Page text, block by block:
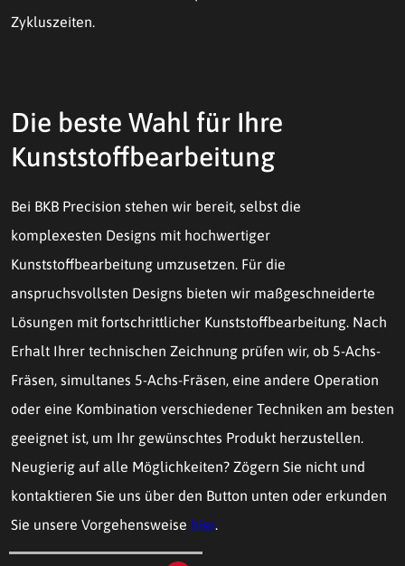
Zykluszeiten.
Die beste Wahl für Ihre
Kunststoffbearbeitung
Bei BKB Precision stehen wir bereit, selbst die
komplexesten Designs mit hochwertiger
Kunststoffbearbeitung umzusetzen. Für die
anspruchsvollsten Designs bieten wir maßgeschneiderte
Lösungen mit fortschrittlicher Kunststoffbearbeitung. Nach
Erhalt Ihrer technischen Zeichnung prüfen wir, ob 5-Achs-
Fräsen, simultanes 5-Achs-Fräsen, eine andere Operation
oder eine Kombination verschiedener Techniken am besten
geeignet ist, um Ihr gewünschtes Produkt herzustellen.
Neugierig auf alle Möglichkeiten? Zögern Sie nicht und
kontaktieren Sie uns über den Button unten oder erkunden
Sie unsere Vorgehensweise hier.